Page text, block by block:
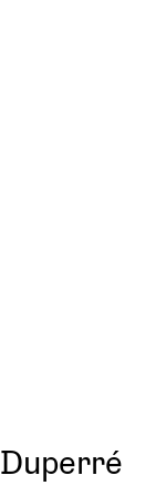
Duperré